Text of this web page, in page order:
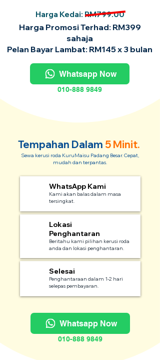
Harga Kedai: RM799.00
Harga Promosi Terhad: RM399
sahaja
Pelan Bayar Lambat: RM145 x 3 bulan
Whatsapp Now
010-888 9849
Tempahan Dalam 5 Minit.
Sewa kerusi roda KuruMaisu Padang Besar. Cepat,
mudah dan terpantas.
WhatsApp Kami
Kami akan balas dalam masa
tersingkat.
Lokasi
Penghantaran
Beritahu kami pilihan kerusi roda
anda dan lokasi penghantaran.
Selesai
Penghantaraan dalam 1-2 hari
selepas pembayaran.
Whatsapp Now
010-888 9849